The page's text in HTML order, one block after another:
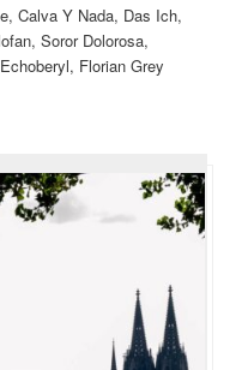
Calva Y Nada, Das Ich,
Soror Dolorosa,
Florian Grey